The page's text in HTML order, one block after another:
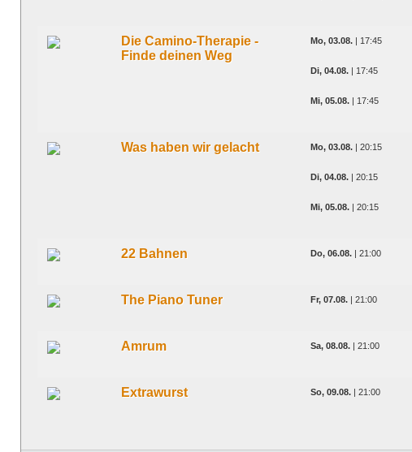
Die Camino-Therapie -
Finde deinen Weg
Mo, 03.08. | 17:45
Di, 04.08. | 17:45
Mi, 05.08. | 17:45
Was haben wir gelacht Mo, 03.08. | 20:15
Di, 04.08. | 20:15
Mi, 05.08. | 20:15
22 Bahnen Do, 06.08. | 21:00
The Piano Tuner Fr, 07.08. | 21:00
Amrum Sa, 08.08. | 21:00
Extrawurst So, 09.08. | 21:00